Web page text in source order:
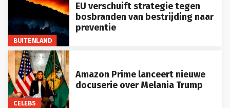
BUITENLAND
EU verschuift strategie tegen
bosbranden van bestrijding naar
preventie
CELEBS
Amazon Prime lanceert nieuwe
docuserie over Melania Trump